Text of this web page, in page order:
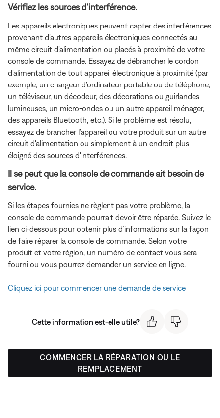
Vérifiez les sources d’interférence.
Les appareils électroniques peuvent capter des interférences
provenant d'autres appareils électroniques connectés au
même circuit d'alimentation ou placés à proximité de votre
console de commande. Essayez de débrancher le cordon
d'alimentation de tout appareil électronique à proximité (par
exemple, un chargeur d'ordinateur portable ou de téléphone,
un téléviseur, un décodeur, des décorations ou guirlandes
lumineuses, un micro-ondes ou un autre appareil ménager,
des appareils Bluetooth, etc.). Si le problème est résolu,
essayez de brancher l'appareil ou votre produit sur un autre
circuit d'alimentation ou simplement à un endroit plus
éloigné des sources d'interférences.
Il se peut que la console de commande ait besoin de
service.
Si les étapes fournies ne règlent pas votre problème, la
console de commande pourrait devoir être réparée. Suivez le
lien ci-dessous pour obtenir plus d’informations sur la façon
de faire réparer la console de commande. Selon votre
produit et votre région, un numéro de contact vous sera
fourni ou vous pourrez demander un service en ligne.
Cliquez ici pour commencer une demande de service
Cette information est-elle utile?
COMMENCER LA RÉPARATION OU LE
REMPLACEMENT